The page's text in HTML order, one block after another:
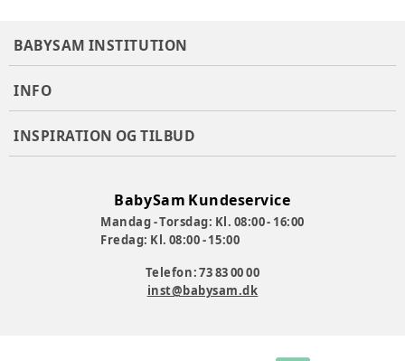
BABYSAM INSTITUTION
INFO
INSPIRATION OG TILBUD
BabySam Kundeservice
Mandag - Torsdag: Kl. 08:00 - 16:00
Fredag: Kl. 08:00 - 15:00
Telefon: 73 83 00 00
inst@babysam.dk